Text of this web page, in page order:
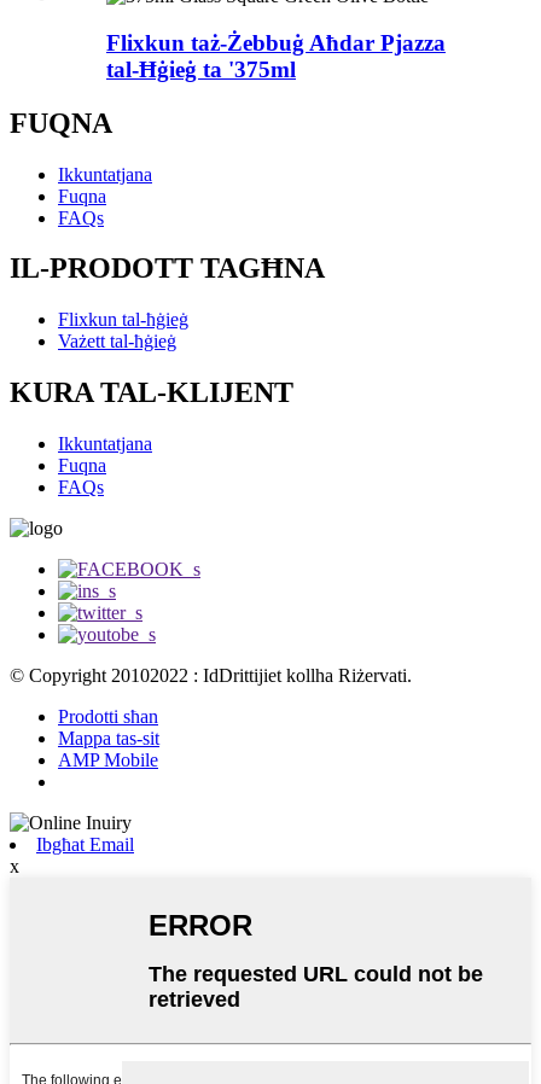
Flixkun taż-Żebbuġ Aħdar Pjazza
tal-Ħġieġ ta '375ml
FUQNA
Ikkuntatjana
Fuqna
FAQs
IL-PRODOTT TAGĦNA
Flixkun tal-ħġieġ
Vażett tal-ħġieġ
KURA TAL-KLIJENT
Ikkuntatjana
Fuqna
FAQs
© Copyright 20102022 : IdDrittijiet kollha Riżervati.
Prodotti sħan
Mappa tas-sit
AMP Mobile
Ibgħat Email
x